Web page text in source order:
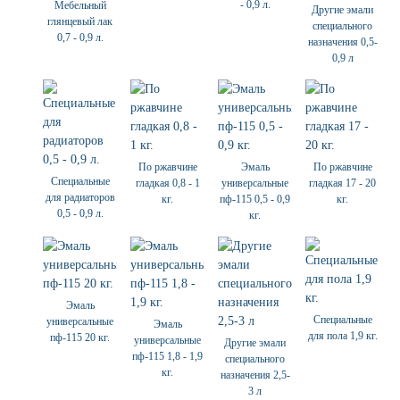
Мебельный
глянцевый лак
0,7 - 0,9 л.
- 0,9 л.
Другие эмали
специального
назначения 0,5-
0,9 л
Специальные
для радиаторов
0,5 - 0,9 л.
По ржавчине
гладкая 0,8 - 1
кг.
Эмаль
универсальные
пф-115 0,5 - 0,9
кг.
По ржавчине
гладкая 17 - 20
кг.
Эмаль
универсальные
пф-115 20 кг.
Эмаль
универсальные
пф-115 1,8 - 1,9
кг.
Другие эмали
специального
назначения 2,5-
3 л
Специальные
для пола 1,9 кг.